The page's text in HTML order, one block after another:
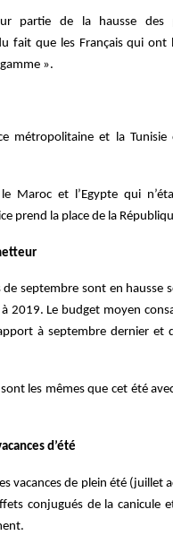
partie de la hausse des
fait que les Français qui ont
».
métropolitaine et la
Maroc et l’Egypte qui
prend la place de la
septembre sont en hausse
2019. Le budget moyen
à septembre dernier et
les mêmes que cet été
d’été
vacances de plein été (juillet
conjugués de la canicule